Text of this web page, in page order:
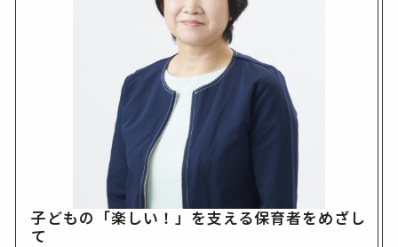
子どもの「楽しい！」を支える保育者をめざし
て